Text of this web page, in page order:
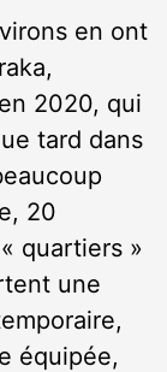
en ont
2020, qui
tard dans
20
quartiers »
une
équipée,